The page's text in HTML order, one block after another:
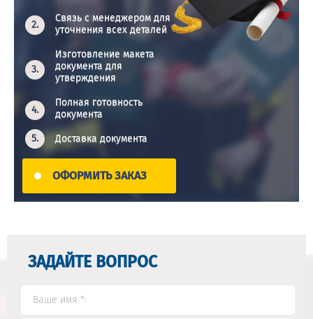
Связь с менеджером для
уточнения всех деталей
Изготовление макета
документа для
утверждения
Полная готовность
документа
Доставка документа
ОФОРМИТЬ ЗАКАЗ
ЗАДАЙТЕ ВОПРОС